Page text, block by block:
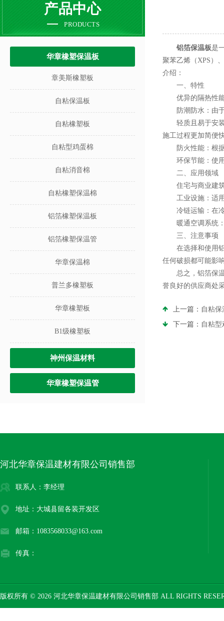
产品中心
PRODUCTS
华章橡塑保温板
章美斯橡塑板
自粘保温板
自粘橡塑板
自粘型鸡蛋棉
自粘消音棉
自粘橡塑保温棉
铝箔橡塑保温板
铝箔橡塑保温管
华章保温棉
普兰多橡塑板
华章橡塑板
B1级橡塑板
神州保温材料
华章橡塑保温管
铝箔保温板是
聚苯乙烯（XPS）
介绍：
一、特性
优异的隔热性能
防潮防水：由于
轻质且易于安装
施工过程更加简便
防火性能：根据
环保节能：使用
二、应用领域
住宅与商业建筑
工业设施：适用
冷链运输：在冷
暖通空调系统：
三、注意事项
在选择和使用铝
任何破损都可能影
总之，铝箔保温
誉良好的供应商处
上一篇： 自粘
下一篇： 自粘
河北华章保温建材有限公司销售部
联系人：李经理
地址：大城县留各装开发区
邮箱：1083568033@163.com
传真：
版权所有 © 2026 河北华章保温建材有限公司销售部 ALL RIGHTS